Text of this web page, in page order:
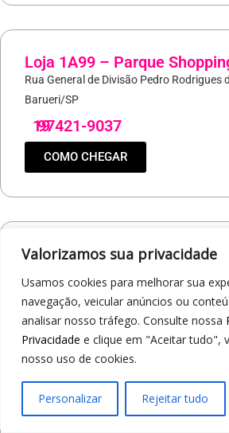
Valorizamos sua privacidade
Usamos cookies para melhorar sua
navegação, veicular anúncios ou
analisar nosso tráfego. Consulte nossa
Privacidade e clique em "Aceitar tudo",
nosso uso de cookies.
Personalizar Rejeitar tudo
Loja 1A99 – Parque
Rua General de Divisão Pedro Rodrigues
Barueri/SP
19
97421-9037
COMO CHEGAR
Loja 1A99 – North Shopping
19
97407-5840
COMO CHEGAR